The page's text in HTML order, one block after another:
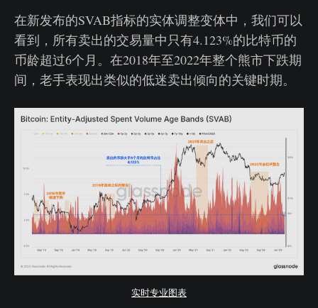
在新发布的SVAB指标的实体调整变体中，我们可以
看到，所有卖出的交易量中只有4.123%的比特币的
币龄超过6个月。在2018年至2022年整个熊市下跌期
间，老手表现出类似的低迷卖出倾向的关键时期。
实时专业图表